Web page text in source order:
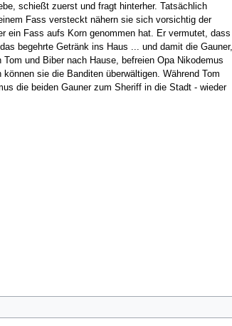
schießt zuerst und fragt hinterher. Tatsächlich
Fass versteckt nähern sie sich vorsichtig der
ein Fass aufs Korn genommen hat. Er vermutet, dass
begehrte Getränk ins Haus ... und damit die Gauner,
und Biber nach Hause, befreien Opa Nikodemus
sie die Banditen überwältigen. Während Tom
die beiden Gauner zum Sheriff in die Stadt - wieder